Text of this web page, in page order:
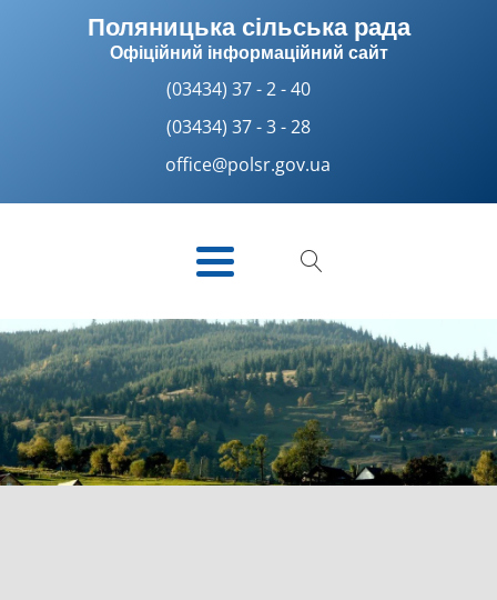
Поляницька сільська рада
Офіційний інформаційний сайт
(03434) 37 - 2 - 40
(03434) 37 - 3 - 28
office@polsr.gov.ua